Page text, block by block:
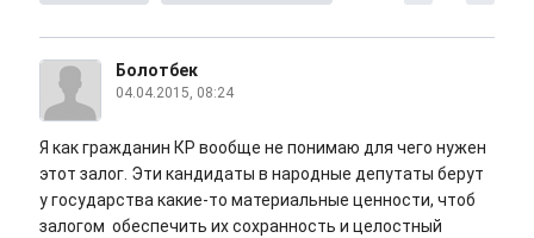
Болотбек
04.04.2015, 08:24
Я как гражданин КР вообще не понимаю для чего нужен
этот залог. Эти кандидаты в народные депутаты берут
у государства какие-то материальные ценности, чтоб
залогом обеспечить их сохранность и целостный